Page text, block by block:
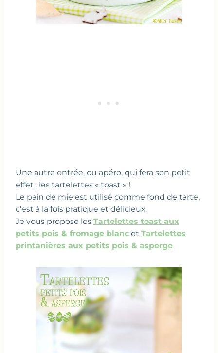
Une autre entrée, ou apéro, qui fera son petit
effet : les tartelettes « toast » !
Le pain de mie est utilisé comme fond de tarte,
c’est à la fois pratique et délicieux.
Je vous propose les Tartelettes toast aux
petits pois & fromage blanc et Tartelettes
printanières aux petits pois & asperge